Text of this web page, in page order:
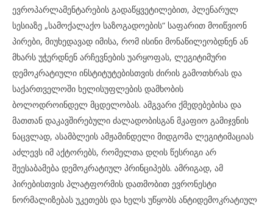
ევროპარლამენტარების გადაწყვეტილებით, პლენარულ
სესიაზე „სამოქალაქო საზოგადოების“ საფარით მოიწვიონ
პირები, მიუხედავად იმისა, რომ ისინი მონაწილეობდნენ ან
მხარს უჭერდნენ არჩევნების უარყოფას, ლეგიტიმური
დემოკრატიული ინსტიტუტებისთვის ძირის გამოთხრას და
საქართველოში ხელისუფლების დამხობის
ბოლოდროინდელ მცდელობას. ამგვარი ქმედებებისა და
მათთან დაკავშირებული ძალადობისგან მკაფიო გამიჯვნის
ნაცვლად, ასამბლეის ამჟამინდელი მიდგომა ლეგიტიმაციას
აძლევს იმ აქტორებს, რომელთა დღის წესრიგი არ
შეესაბამება დემოკრატიულ პრინციპებს. ამრიგად, ამ
პირებისთვის პლატფორმის დათმობით ევრონესტი
ნორმალიზებას უკეთებს და ხელს უწყობს ანტიდემოკრატიულ